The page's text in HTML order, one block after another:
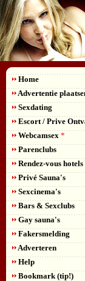
Home
Advertentie
Sexdating
Escort / Prive
Webcamsex *
Parenclubs
Rendez-vous hotels
Privé Sauna's
Sexcinema's
Bars & Sexclubs
Gay sauna's
Fakersmelding
Adverteren
Help
Bookmark (tip!)